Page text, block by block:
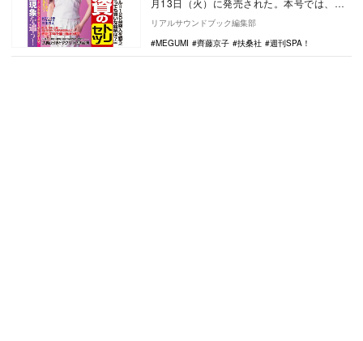
月13日（火）に発売された。本号では、俳
優・MEGUMIが表紙を飾っており、ロン
グ…
リアルサウンドブック編集部
MEGUMI
齊藤京子 扶桑社 週刊SPA！